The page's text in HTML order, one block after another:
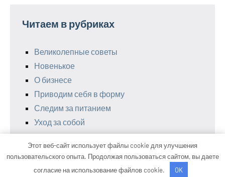
Читаем в рубриках
Великолепные советы
Новенькое
О бизнесе
Приводим себя в форму
Следим за питанием
Уход за собой
Тема WordPress: Occasio от ThemeZee.
Этот веб-сайт использует файлы cookie для улучшения
пользовательского опыта. Продолжая пользоваться сайтом, вы даете
согласие на использование файлов cookie.
OK